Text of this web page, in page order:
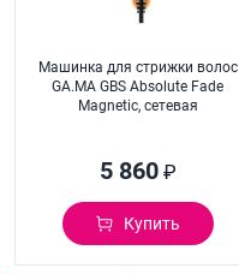
Машинка для стрижки волос
GA.MA GBS Absolute Fade
Magnetic, сетевая
5 860₽
Купить